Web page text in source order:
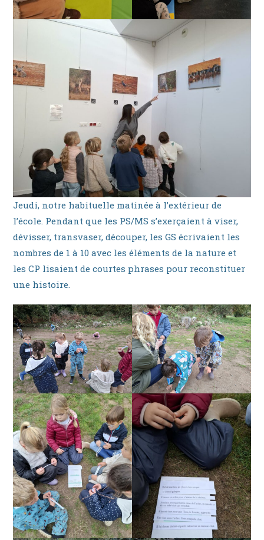
Jeudi, notre habituelle matinée à l’extérieur de
l’école. Pendant que les PS/MS s’exerçaient à viser,
dévisser, transvaser, découper, les GS écrivaient les
nombres de 1 à 10 avec les éléments de la nature et
les CP lisaient de courtes phrases pour reconstituer
une histoire.